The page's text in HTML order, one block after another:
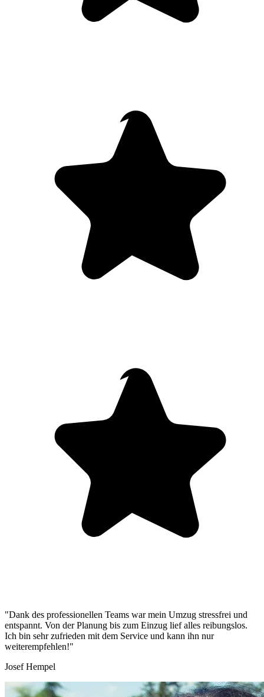
"Dank des professionellen Teams war mein Umzug stressfrei und
entspannt. Von der Planung bis zum Einzug lief alles reibungslos.
Ich bin sehr zufrieden mit dem Service und kann ihn nur
weiterempfehlen!"
Josef Hempel